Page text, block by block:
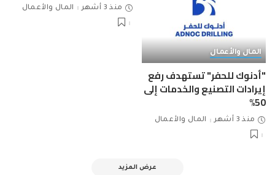
المال والأعمال
"أدنوك للحفر" تستهدف رفع
إيرادات التصنيع والخدمات إلى
50%
منذ 3 أشهر المال والأعمال
منذ 3 أشهر المال والأعمال
عرض المزيد